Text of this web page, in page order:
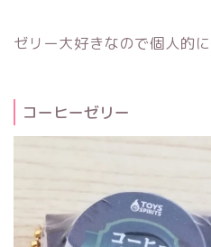
ゼリー大好きなので個人的
コーヒーゼリー